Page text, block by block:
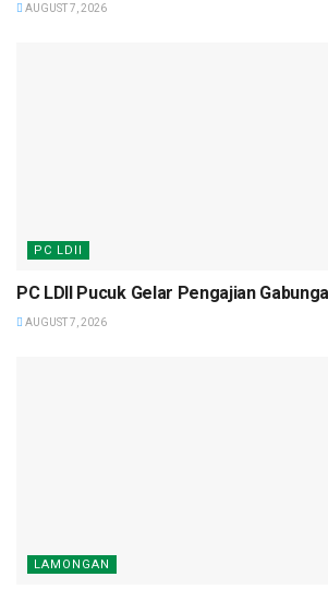
AUGUST 7, 2026
PC LDII
PC LDII Pucuk Gelar Pengajian
AUGUST 7, 2026
LAMONGAN